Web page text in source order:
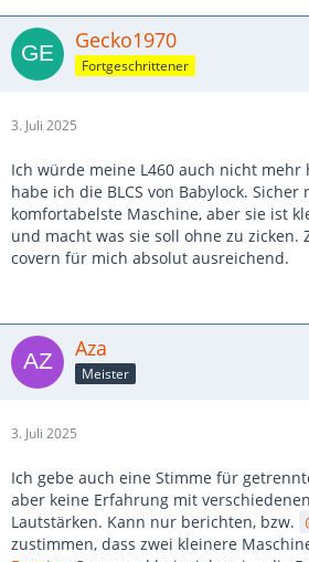
Gecko1970
Fortgeschrittener
3. Juli 2025
Ich würde meine L460 auch nicht mehr
habe ich die BLCS von Babylock.
komfortabelste Maschine, aber sie ist
und macht was sie soll ohne zu zicken.
covern für mich absolut ausreichend.
Aza
Meister
3. Juli 2025
Ich gebe auch eine Stimme für
aber keine Erfahrung mit
Lautstärken. Kann nur berichten, bzw.
zustimmen, dass zwei kleinere